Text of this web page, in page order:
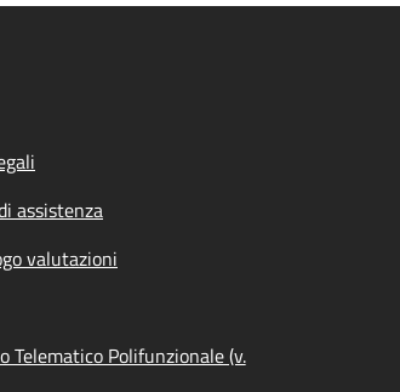
assistenza
valutazioni
Telematico Polifunzionale (v.